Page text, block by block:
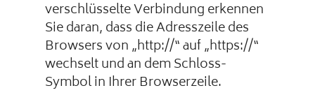
verschlüsselte Verbindung erkennen
Sie daran, dass die Adresszeile des
Browsers von „http://“ auf „https://“
wechselt und an dem Schloss-
Symbol in Ihrer Browserzeile.